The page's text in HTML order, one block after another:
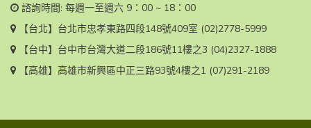
諮詢時間: 每週一至週六 9：00 ~ 18：00
【台北】 台北市忠孝東路四段148號409室 (02)2778-5999
【台中】 台中市台灣大道二段186號11樓之3 (04)2327-1888
【高雄】 高雄市新興區中正三路93號4樓之1 (07)291-2189